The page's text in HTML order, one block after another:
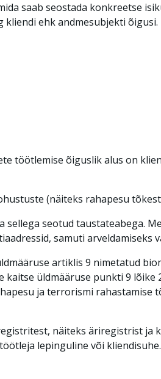
saab seostada konkreetse
ehk andmesubjekti õigusi.
töötlemise õiguslik alus on
(näiteks rahapesu
seotud taustateabega.
samuti arveldamiseks
artiklis 9 nimetatud
üldmääruse punkti 9
ja terrorismi rahastamise
näiteks äriregistrist
lepinguline või kliendisuhe.